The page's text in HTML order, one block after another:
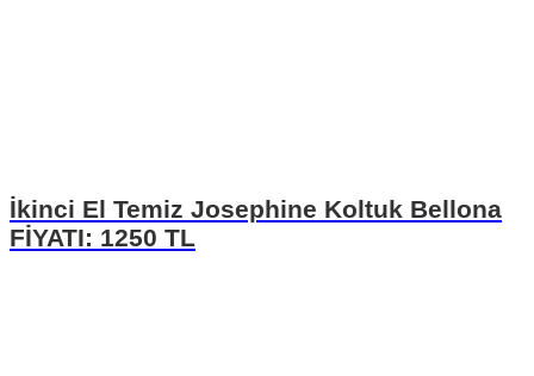
İkinci El Temiz Josephine Koltuk Bellona
FİYATI: 1250 TL